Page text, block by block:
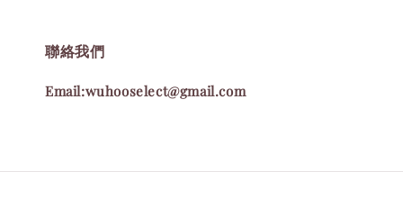
聯絡我們
Email:wuhooselect@gmail.com